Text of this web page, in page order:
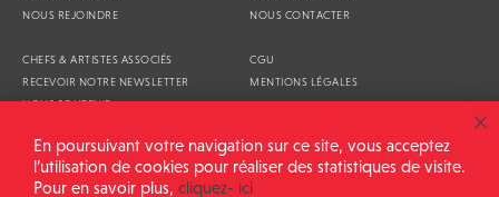
NOUS REJOINDRE
NOUS CONTACTER
CHEFS & ARTISTES ASSOCIÉS
RECEVOIR NOTRE NEWSLETTER
NOUS SOUTENIR
CGU
MENTIONS LÉGALES
ALIMENTATION GÉNÉRALE © 2026
En poursuivant votre navigation sur ce site, vous acceptez
l’utilisation de cookies pour réaliser des statistiques de visite.
Pour en savoir plus, cliquez- ici